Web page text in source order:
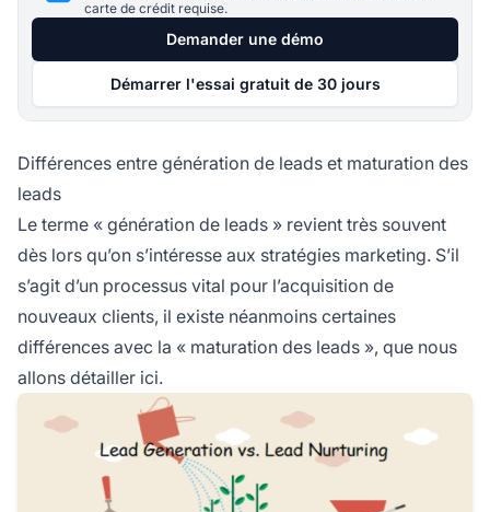
carte de crédit requise.
Demander une démo
Démarrer l'essai gratuit de 30 jours
Différences entre génération de leads et maturation des
leads
Le terme « génération de leads » revient très souvent
dès lors qu’on s’intéresse aux stratégies marketing. S’il
s’agit d’un processus vital pour l’acquisition de
nouveaux clients, il existe néanmoins certaines
différences avec la « maturation des leads », que nous
allons détailler ici.